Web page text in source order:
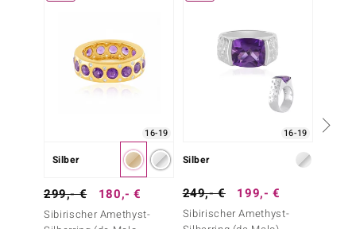
16-19
Silber
299,- € 180,- €
Sibirischer Amethyst-
16-19
Silber
249,- € 199,- €
Sibirischer Amethyst-